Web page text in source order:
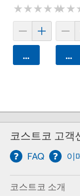
★★★★★
★★★★★
카트에 담기
★★
★★
카
코스트코 고객
FAQ 이
코스트코 소개